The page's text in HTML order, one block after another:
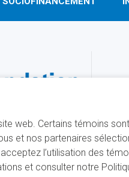
web. Certains témoins
et nos partenaires
l’utilisation des
et consulter notre